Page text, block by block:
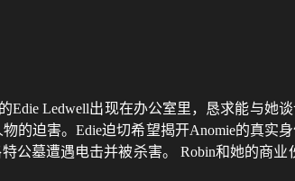
Ledwell出现在办公室里，恳求能与她
的迫害。Edie迫切希望揭开Anomie的真实
墓遭遇电击并被杀害。 Robin和她的商业伙